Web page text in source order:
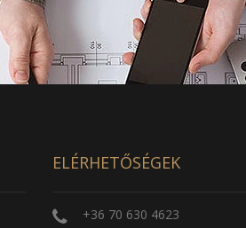
ELÉRHETŐSÉGEK
+36 70 630 4623